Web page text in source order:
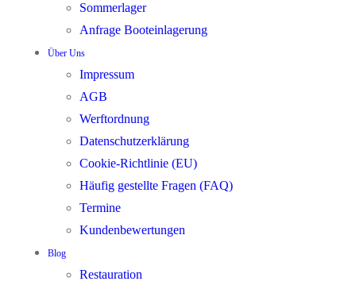
Sommerlager
Anfrage Booteinlagerung
Über Uns
Impressum
AGB
Werftordnung
Datenschutzerklärung
Cookie-Richtlinie (EU)
Häufig gestellte Fragen (FAQ)
Termine
Kundenbewertungen
Blog
Restauration